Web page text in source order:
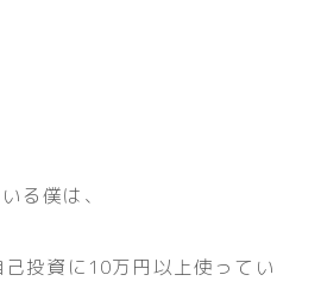
る僕は、
投資に10万円以上使ってい